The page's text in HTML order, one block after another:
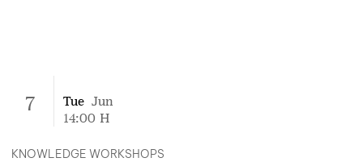
7 Tue Jun
14:00 H
KNOWLEDGE WORKSHOPS